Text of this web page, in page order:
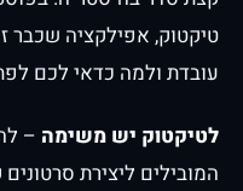
טיקטוק, אפילקציה שכבר
עובדת ולמה כדאי לכם
לטיקטוק יש משימה –
המובילים ליצירת